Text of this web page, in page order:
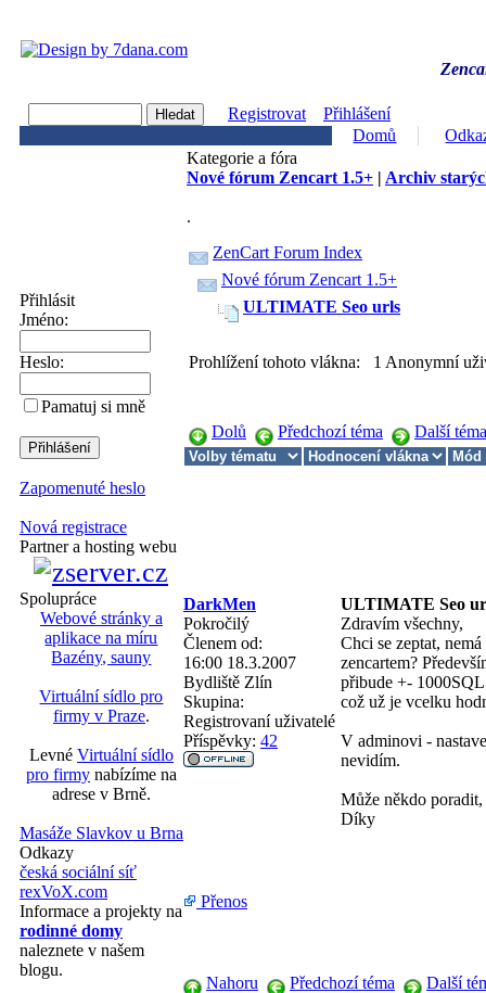
Registrovat
Přihlášení
Domů
Přihlásit
Jméno:
Heslo:
Pamatuj si mně
Zapomenuté heslo
Nová registrace
Partner a hosting webu
Spolupráce
Webové stránky a
aplikace na míru
Bazény, sauny
Virtuální sídlo pro
firmy v Praze.
Levné Virtuální sídlo
pro firmy nabízíme na
adrese v Brně.
Masáže Slavkov u Brna
Odkazy
česká sociální síť
rexVoX.com
Informace a projekty na
rodinné domy
naleznete v našem
blogu.
Kategorie a fóra
Nové fórum Zencart 1.5+ | Archiv
.
ZenCart Forum Index
Nové fórum Zencart 1.5+
ULTIMATE Seo urls
Prohlížení tohoto vlákna: 1 Anonymní
Dolů Předchozí téma Další téma
DarkMen
ULTIMATE Seo
Pokročilý
Členem od:
16:00 18.3.2007
Bydliště Zlín
Skupina:
Registrovaní uživatelé
Příspěvky: 42
Zdravím všechny,
Chci se zeptat,
zencartem?
přibude +-
což už je vcelku
V adminovi -
nevidím.
Může někdo
Díky
Přenos
Nahoru Předchozí téma
Další